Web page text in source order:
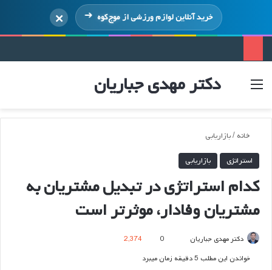
خرید آنلاین لوازم ورزشی ازموج‌کوه ×
دکتر مهدی جباریان منو ورود
خانه /بازاریابی
استراتژی بازاریابی
کدام استراتژی در تبدیل مشتریان به
مشتریان وفادار، موثرتر است
دکتر مهدی جباریان
ارسال0
2,374
خواندن این مطلب 5 دقیقه زمان میبرد